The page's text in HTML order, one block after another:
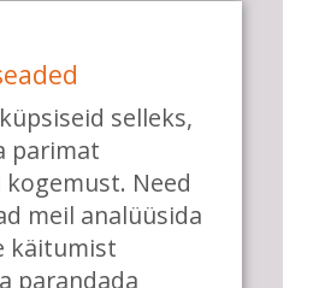
lõbusale olemisele,
selleks,
parimat
Need
meil analüüsida
käitumist
parandada